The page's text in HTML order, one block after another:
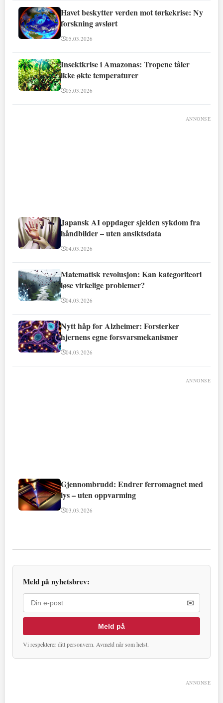
Havet beskytter verden mot tørkekrise: Ny
forskning avslørt
05.03.2026
Insektkrise i Amazonas: Tropene tåler
ikke økte temperaturer
05.03.2026
ANNONSE
Japansk AI oppdager sjelden sykdom fra
håndbilder – uten ansiktsdata
04.03.2026
Matematisk revolusjon: Kan kategoriteori
løse virkelige problemer?
04.03.2026
Nytt håp for Alzheimer: Forsterker
hjernens egne forsvarsmekanismer
04.03.2026
ANNONSE
Gjennombrudd: Endrer ferromagnet med
lys – uten oppvarming
03.03.2026
Meld på nyhetsbrev:
✉
Meld på
Vi respekterer ditt personvern. Avmeld når som helst.
ANNONSE